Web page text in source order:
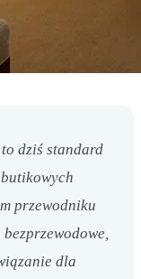
dziś standard
przewodniku
dla